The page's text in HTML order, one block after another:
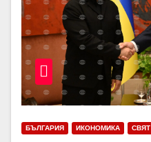
БЪЛГАРИЯ ИКОНОМИКА СВЯТ